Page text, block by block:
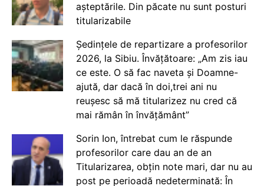
așteptările. Din păcate nu sunt posturi
titularizabile
Ședințele de repartizare a profesorilor
2026, la Sibiu. Învățătoare: „Am zis iau
ce este. O să fac naveta și Doamne-
ajută, dar dacă în doi,trei ani nu
reușesc să mă titularizez nu cred că
mai rămân în învățământ”
Sorin Ion, întrebat cum le răspunde
profesorilor care dau an de an
Titularizarea, obțin note mari, dar nu au
post pe perioadă nedeterminată: În